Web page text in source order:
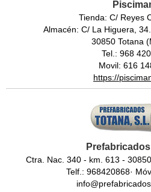
Tienda: C/ Reyes
Almacén: C/ La Higuera,
30850 Totana
Tel.: 968
Movil: 616
https://
Ctra. Nac. 340 - km. 613 -
Telf.: 968420868·